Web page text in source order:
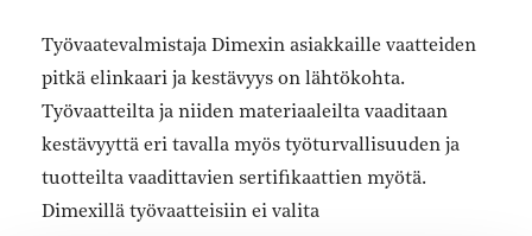
Työvaatevalmistaja Dimexin asiakkaille vaatteiden
pitkä elinkaari ja kestävyys on lähtökohta.
Työvaatteilta ja niiden materiaaleilta vaaditaan
kestävyyttä eri tavalla myös työturvallisuuden ja
tuotteilta vaadittavien sertifikaattien myötä.
Dimexillä työvaatteisiin ei valita